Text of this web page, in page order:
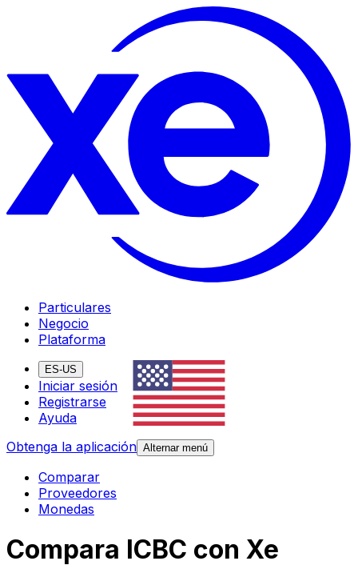
Particulares
Negocio
Plataforma
ES-US
Iniciar sesión
Registrarse
Ayuda
Obtenga la aplicación Alternar menú
Comparar
Proveedores
Monedas
Compara ICBC con Xe